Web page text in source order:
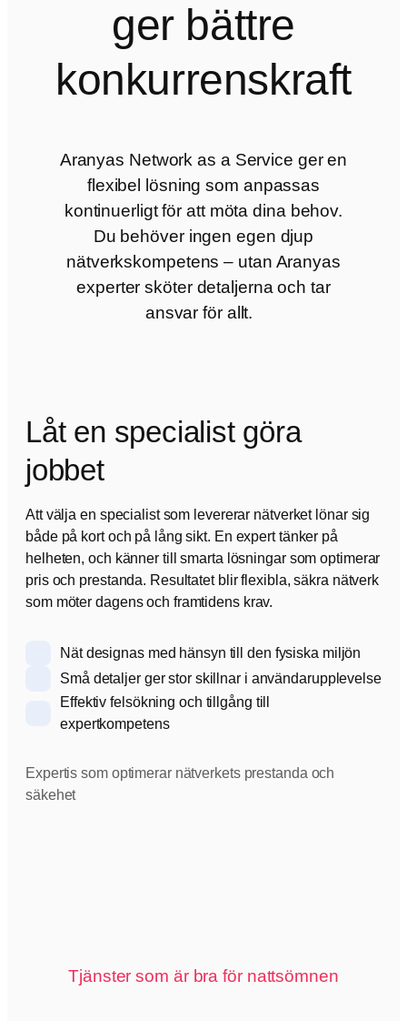
ger bättre
konkurrenskraft
Aranyas Network as a Service ger en
flexibel lösning som anpassas
kontinuerligt för att möta dina behov.
Du behöver ingen egen djup
nätverkskompetens – utan Aranyas
experter sköter detaljerna och tar
ansvar för allt.
Låt en specialist göra
jobbet
Att välja en specialist som levererar nätverket lönar sig
både på kort och på lång sikt. En expert tänker på
helheten, och känner till smarta lösningar som optimerar
pris och prestanda. Resultatet blir flexibla, säkra nätverk
som möter dagens och framtidens krav.
Nät designas med hänsyn till den fysiska miljön
Små detaljer ger stor skillnar i användarupplevelse
Effektiv felsökning och tillgång till
expertkompetens
Expertis som optimerar nätverkets prestanda och
säkehet
Tjänster som är bra för nattsömnen